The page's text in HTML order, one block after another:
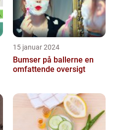
15 januar 2024
Bumser på ballerne en
omfattende oversigt